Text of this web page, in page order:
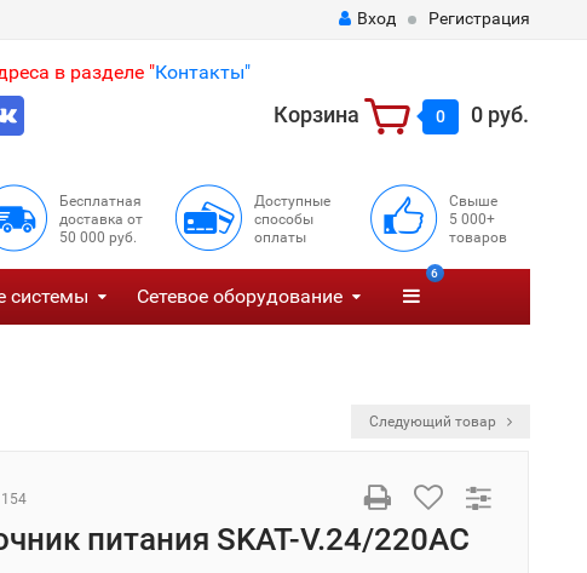
Вход Регистрация
в разделе "Контакты"
Корзина 0 0 руб.
Бесплатная
доставка от
50 000 руб.
Доступные
способы
оплаты
Свыше
5 000+
товаров
системы Сетевое оборудование
6
Следующий товар
154
питания SKAT-V.24/220AC